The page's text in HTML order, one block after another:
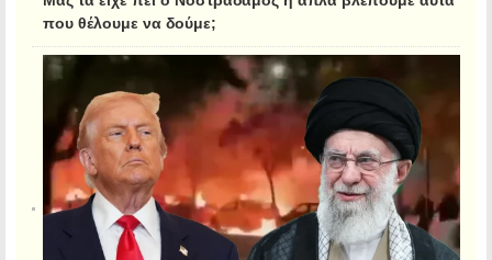
που θέλουμε να δούμε;